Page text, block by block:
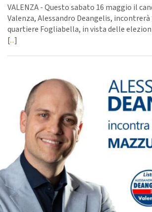
VALENZA - Questo sabato 16 maggio il
Valenza, Alessandro Deangelis,
quartiere Fogliabella, in vista delle
[...]